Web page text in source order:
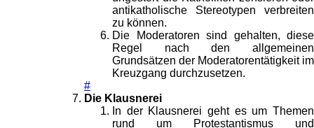
antikatholische Stereotypen verbreiten
zu können.
Die Moderatoren sind gehalten, diese
Regel nach den allgemeinen
Grundsätzen der Moderatorentätigkeit im
Kreuzgang durchzusetzen.
#
Die Klausnerei
In der Klausnerei geht es um Themen
rund um Protestantismus und